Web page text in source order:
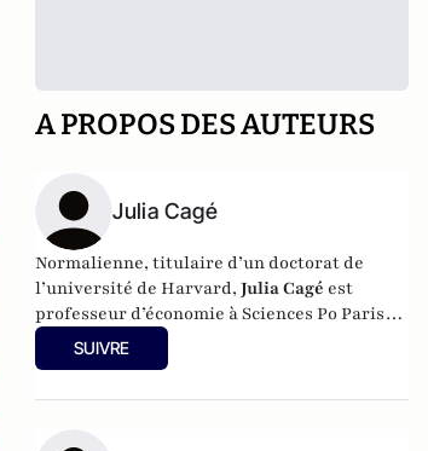
A PROPOS DES AUTEURS
Julia Cagé
Normalienne, titulaire d’un doctorat de
l’université de Harvard,Julia Cagé est
professeur d’économie à Sciences Po Paris.
Elle est également membre de la
Commission économique de la nation. Elle
SUIVRE